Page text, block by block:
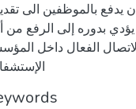
يدفع بالموظفين الى
بدوره إلى الرفع من
الفعال داخل